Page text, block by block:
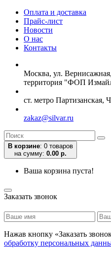
Оплата и доставка
Прайс-лист
Новости
О нас
Контакты
Москва, ул.
территория "ФОП
ст. метро Партизанская,
zakaz@silvar.ru
В корзине: 0 товаров
на сумму: 0.00 р.
Ваша корзина пуста!
Заказать звонок
Нажав кнопку «Заказать
обработку персональных